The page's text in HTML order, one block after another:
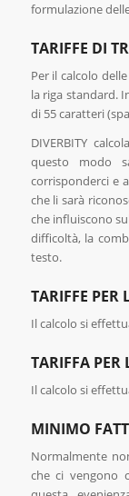
formulazione
TARIFFE DI
Per il calcolo
la riga standard.
di 55 caratteri
DIVERBITY
questo modo
corrisponderci e
che li sarà
che influiscono
difficoltà, la
testo.
TARIFFE PER
Il calcolo si
TARIFFA PER
Il calcolo si
MINIMO
Normalmente
che ci vengono